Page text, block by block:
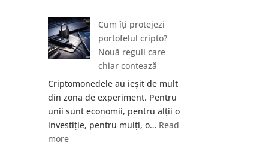
alegi
un
tracker
GPS
potrivit
pentru
flotă
Cum îți protejezi
portofelul cripto?
Nouă reguli care
chiar contează
Criptomonedele au ieșit de mult
din zona de experiment. Pentru
unii sunt economii, pentru alții o
investiție, pentru mulți, o… Read
more: